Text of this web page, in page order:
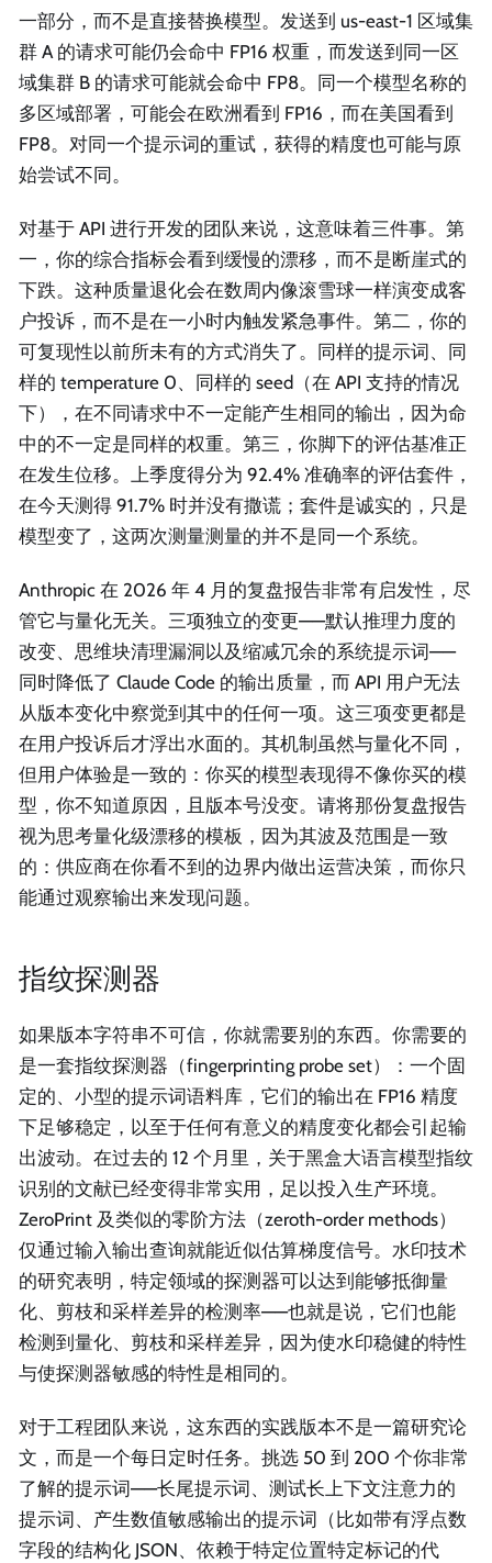
一部分，而不是直接替换模型。发送到 us-east-1 区域集
群 A 的请求可能仍会命中 FP16 权重，而发送到同一区
域集群 B 的请求可能就会命中 FP8。同一个模型名称的
多区域部署，可能会在欧洲看到 FP16，而在美国看到
FP8。对同一个提示词的重试，获得的精度也可能与原
始尝试不同。
对基于 API 进行开发的团队来说，这意味着三件事。第
一，你的综合指标会看到缓慢的漂移，而不是断崖式的
下跌。这种质量退化会在数周内像滚雪球一样演变成客
户投诉，而不是在一小时内触发紧急事件。第二，你的
可复现性以前所未有的方式消失了。同样的提示词、同
样的 temperature 0、同样的 seed（在 API 支持的情况
下），在不同请求中不一定能产生相同的输出，因为命
中的不一定是同样的权重。第三，你脚下的评估基准正
在发生位移。上季度得分为 92.4% 准确率的评估套件，
在今天测得 91.7% 时并没有撒谎；套件是诚实的，只是
模型变了，这两次测量测量的并不是同一个系统。
Anthropic 在 2026 年 4 月的复盘报告非常有启发性，尽
管它与量化无关。三项独立的变更——默认推理力度的
改变、思维块清理漏洞以及缩减冗余的系统提示词——
同时降低了 Claude Code 的输出质量，而 API 用户无法
从版本变化中察觉到其中的任何一项。这三项变更都是
在用户投诉后才浮出水面的。其机制虽然与量化不同，
但用户体验是一致的：你买的模型表现得不像你买的模
型，你不知道原因，且版本号没变。请将那份复盘报告
视为思考量化级漂移的模板，因为其波及范围是一致
的：供应商在你看不到的边界内做出运营决策，而你只
能通过观察输出来发现问题。
指纹探测器
如果版本字符串不可信，你就需要别的东西。你需要的
是一套指纹探测器（fingerprinting probe set）：一个固
定的、小型的提示词语料库，它们的输出在 FP16 精度
下足够稳定，以至于任何有意义的精度变化都会引起输
出波动。在过去的 12 个月里，关于黑盒大语言模型指纹
识别的文献已经变得非常实用，足以投入生产环境。
ZeroPrint 及类似的零阶方法（zeroth-order methods）
仅通过输入输出查询就能近似估算梯度信号。水印技术
的研究表明，特定领域的探测器可以达到能够抵御量
化、剪枝和采样差异的检测率——也就是说，它们也能
检测到量化、剪枝和采样差异，因为使水印稳健的特性
与使探测器敏感的特性是相同的。
对于工程团队来说，这东西的实践版本不是一篇研究论
文，而是一个每日定时任务。挑选 50 到 200 个你非常
了解的提示词——长尾提示词、测试长上下文注意力的
提示词、产生数值敏感输出的提示词（比如带有浮点数
字段的结构化 JSON、依赖于特定位置特定标记的代